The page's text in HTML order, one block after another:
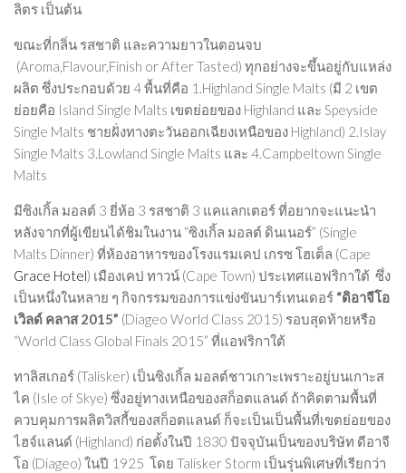
ลิตร เป็นต้น
ขณะที่กลิ่น รสชาติ และความยาวในตอนจบ
(Aroma,Flavour,Finish or After Tasted) ทุกอย่างจะขึ้นอยู่กับแหล่ง
ผลิต ซึ่งประกอบด้วย 4 พื้นที่คือ 1.Highland Single Malts (มี 2 เขต
ย่อยคือ Island Single Malts เขตย่อยของ Highland และ Speyside
Single Malts ชายฝั่งทางตะวันออกเฉียงเหนือของ Highland) 2.Islay
Single Malts 3.Lowland Single Malts และ 4.Campbeltown Single
Malts
มีซิงเกิ้ล มอลต์ 3 ยี่ห้อ 3 รสชาติ 3 แคแลกเตอร์ ที่อยากจะแนะนำ
หลังจากที่ผู้เขียนได้ชิมในงาน “ซิงเกิ้ล มอลต์ ดินเนอร์” (Single
Malts Dinner) ที่ห้องอาหารของโรงแรมเคป เกรซ โฮเต็ล (Cape
Grace Hotel) เมืองเคป ทาวน์ (Cape Town) ประเทศแอฟริกาใต้ ซึ่ง
เป็นหนึ่งในหลาย ๆ กิจกรรมของการแข่งขันบาร์เทนเดอร์ “ดิอาจีโอ
เวิลด์ คลาส 2015” (Diageo World Class 2015) รอบสุดท้ายหรือ
“World Class Global Finals 2015” ที่แอฟริกาใต้
ทาลิสเกอร์ (Talisker) เป็นซิงเกิ้ล มอลต์ชาวเกาะเพราะอยู่บนเกาะส
ไค (Isle of Skye) ซึ่งอยู่ทางเหนือของสก็อตแลนด์ ถ้าคิดตามพื้นที่
ควบคุมการผลิตวิสกี้ของสก็อตแลนด์ ก็จะเป็นเป็นพื้นที่เขตย่อยของ
ไฮจ์แลนด์ (Highland) ก่อตั้งในปี 1830 ปัจจุบันเป็นของบริษัท ดีอาจี
โอ (Diageo) ในปี 1925 โดย Talisker Storm เป็นรุ่นพิเศษที่เรียกว่า